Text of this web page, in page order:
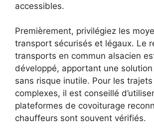
accessibles.
Premièrement, privilégiez les
transport sécurisés et légaux. Le
transports en commun alsacien
développé, apportant une
sans risque inutile. Pour les trajets
complexes, il est conseillé
plateformes de covoiturage
chauffeurs sont souvent vérifiés.